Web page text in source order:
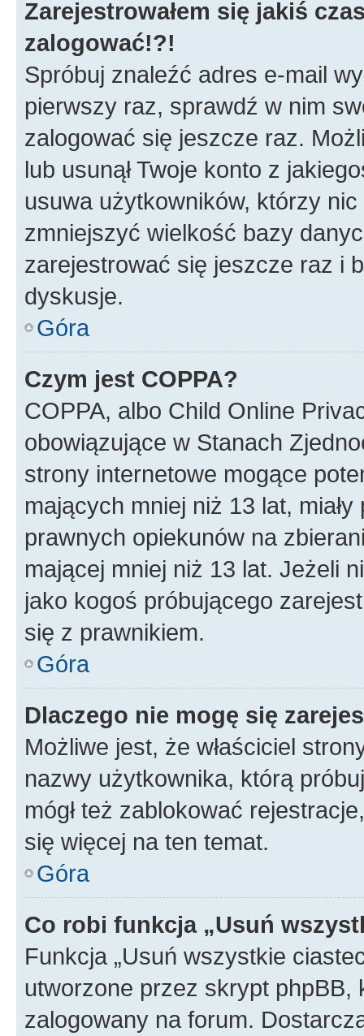
Zarejestrowałem się jakiś
zalogować!?!
Spróbuj znaleźć adres e-mail
pierwszy raz, sprawdź w nim
zalogować się jeszcze raz.
lub usunął Twoje konto z
usuwa użytkowników, którzy
zmniejszyć wielkość bazy
zarejestrować się jeszcze raz i
dyskusje.
Góra
Czym jest COPPA?
COPPA, albo Child Online
obowiązujące w Stanach
strony internetowe mogące
mających mniej niż 13 lat,
prawnych opiekunów na
mającej mniej niż 13 lat. Jeżeli
jako kogoś próbującego
się z prawnikiem.
Góra
Dlaczego nie mogę się
Możliwe jest, że właściciel
nazwy użytkownika, którą
mógł też zablokować
się więcej na ten temat.
Góra
Co robi funkcja „Usuń
Funkcja „Usuń wszystkie
utworzone przez skrypt
zalogowany na forum.